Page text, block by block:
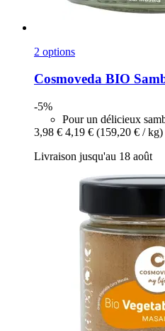
2 options
Cosmoveda BIO
-5%
Pour un délicieux
3,98 € 4,19 € (159,20 € / kg)
Livraison jusqu'au 18 août